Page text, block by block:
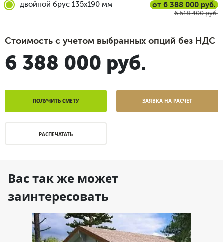
двойной брус 135x190 мм от 6 388 000 руб.
6 518 400 руб.
Стоимость с учетом выбранных опций без НДС
6 388 000 руб.
ПОЛУЧИТЬ СМЕТУ ЗАЯВКА НА РАСЧЕТ
РАСПЕЧАТАТЬ
Вас так же может
заинтересовать